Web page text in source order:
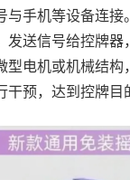
与手机等设备连接
发送信号给控牌器
型电机或机械结构
预，达到控牌目